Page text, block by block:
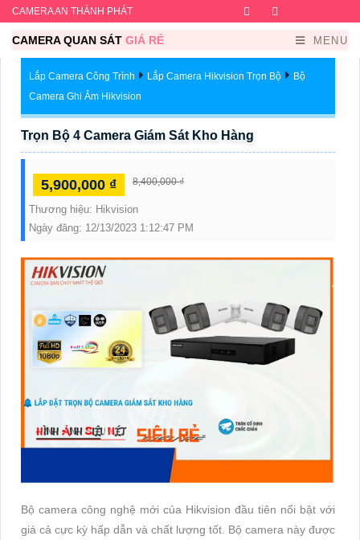
CAMERA AN THÀNH PHÁT Facebook
CAMERA QUAN SÁT GIÁ RẺ MENU
Lắp Camera Công Trình Lắp Camera Hikvision Trọn Bộ
Bộ
Camera Ghi Âm Hikvision
Trọn Bộ 4 Camera Giám Sát Kho Hàng
5,900,000 ₫ 8,400,000 ₫
Thương hiệu: Hikvision
Ngày đăng: 12/13/2023 1:12:47 PM
Bộ camera công nghệ mới của Hikvision đầu tiên nổi bật với
giá cả cực kỳ hấp dẫn và chất lượng tốt. Bộ camera này được